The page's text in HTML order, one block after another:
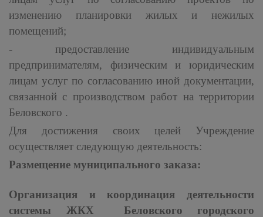
изменению планировки жилых и нежилых
помещений;
- предоставление индивидуальным
предпринимателям, физическим и юридическим
лицам услуг по согласованию иной документации,
связанной с производством работ на территории
Беловского .
Для достижения своих целей Учреждение
осуществляет следующую деятельность:
Размещение муниципального заказа:
Организация и координация деятельности
системы ЖКХ Беловского городского